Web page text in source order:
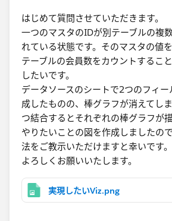
はじめて質問させていただきます。
一つのマスタのIDが別テーブルの複
れている状態です。そのマスタの値
テーブルの会員数をカウントするこ
したいです。
データソースのシートで2つのフィ
成したものの、棒グラフが消えてし
つ結合するとそれぞれの棒グラフが描
やりたいことの図を作成しましたの
法をご教示いただけますと幸いです。
よろしくお願いいたします。
実現したいViz.png